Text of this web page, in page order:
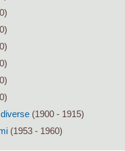
(1900 - 1915)
(1953 - 1960)